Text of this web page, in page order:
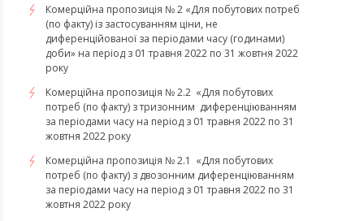
Комерційна пропозиція № 2 «Для побутових потреб
(по факту) із застосуванням ціни, не
диференційованої за періодами часу (годинами)
доби» на період з 01 травня 2022 по 31 жовтня 2022
року
Комерційна пропозиція № 2.2 «Для побутових
потреб (по факту) з тризонним диференціюванням
за періодами часу на період з 01 травня 2022 по 31
жовтня 2022 року
Комерційна пропозиція № 2.1 «Для побутових
потреб (по факту) з двозонним диференціюванням
за періодами часу на період з 01 травня 2022 по 31
жовтня 2022 року